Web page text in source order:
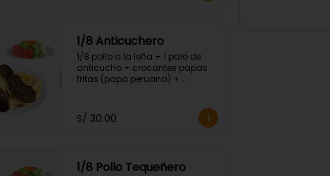
1/8 Anticuchero
1/8 pollo a la leña + 1 palo de
anticucho + crocantes papas
fritas (papa peruana) +
S/ 30.00
1/8 Pollo Tequeñero